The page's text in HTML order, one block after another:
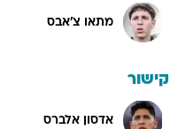
מתאו צ'אבס
קישור
אדסון אלברס